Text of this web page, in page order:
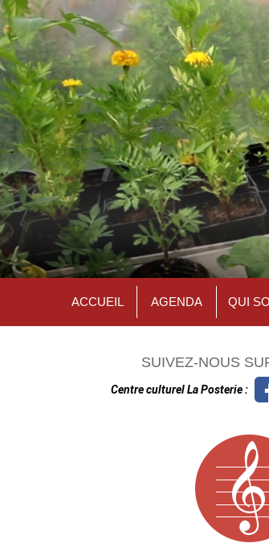
ACCUEIL AGENDA QUI
SUIVEZ-NOUS
Centre culturel La Posterie :